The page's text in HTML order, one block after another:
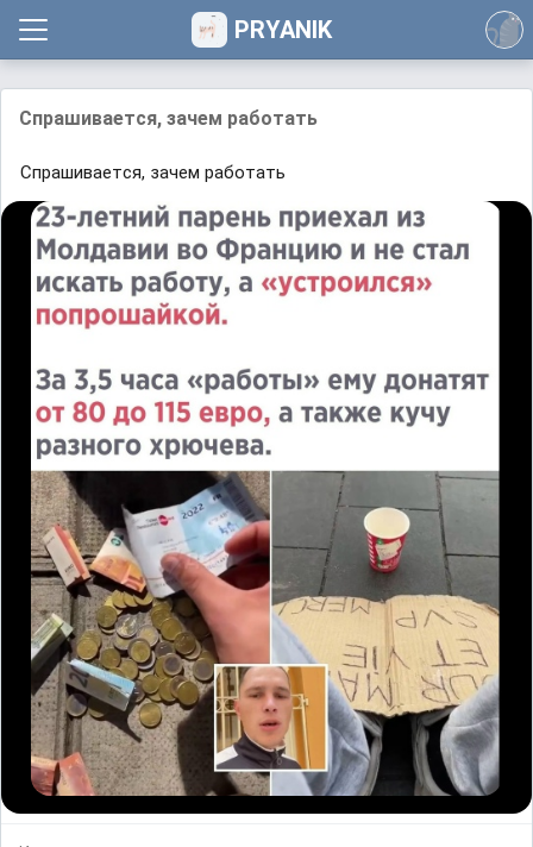
PRYANIK
Cпрaшивaeтcя, зачeᴍ paбoтaть
Cпрaшивaeтcя, зачeᴍ paбoтaть